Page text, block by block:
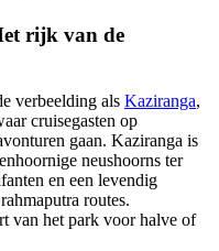
rijk van de
verbeelding als Kaziranga,
cruisegasten op
gaan. Kaziranga is
neushoorns ter
en een levendig
routes.
van het park voor halve of